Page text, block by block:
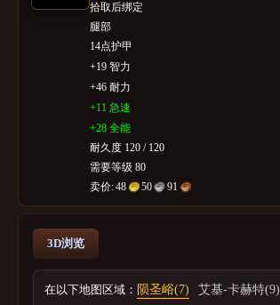
拾取后绑定
腿部
14点护甲
+19 智力
+46 耐力
+11 急速
+28 全能
耐久度 120 / 120
需要等级 80
卖价:48 50 91
3D浏览
在以下地图区域： 陨圣峪(7) 艾基-卡赫特(9)